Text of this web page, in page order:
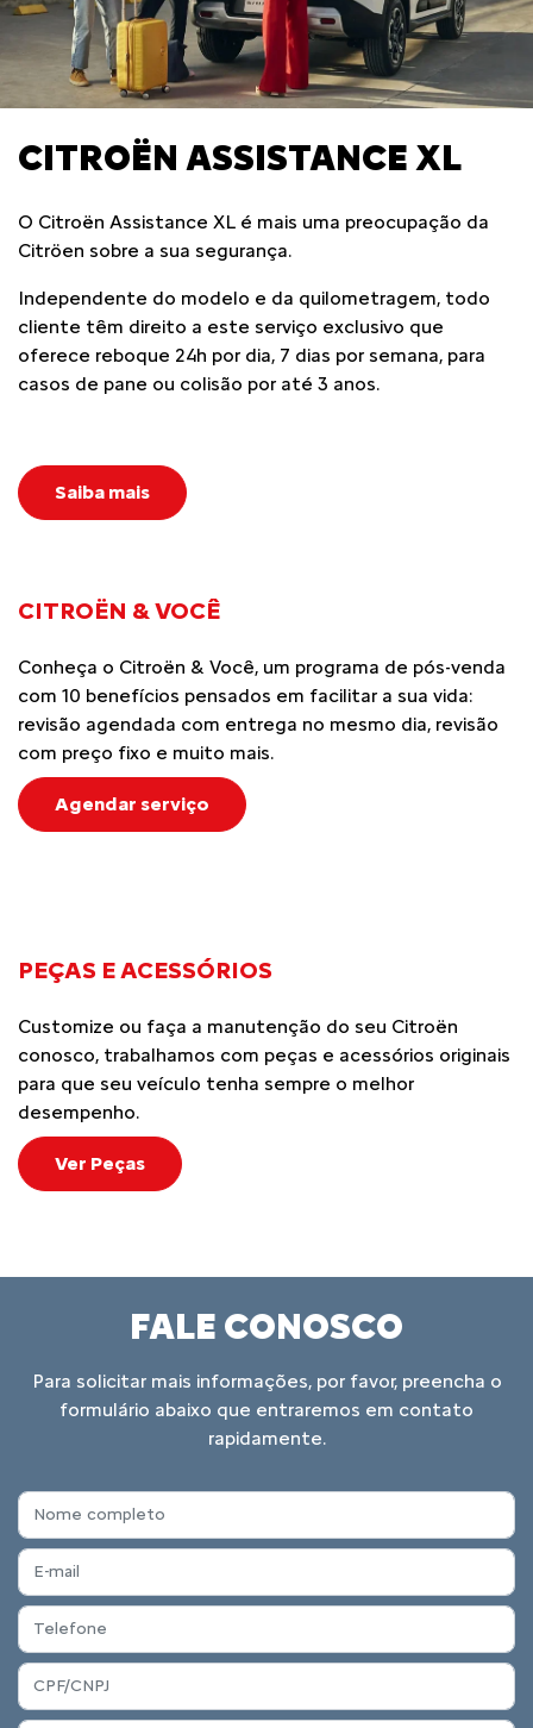
CITROËN ASSISTANCE XL
O Citroën Assistance XL é mais uma preocupação da
Citröen sobre a sua segurança.
Independente do modelo e da quilometragem, todo
cliente têm direito a este serviço exclusivo que
oferece reboque 24h por dia, 7 dias por semana, para
casos de pane ou colisão por até 3 anos.
Saiba mais
CITROËN & VOCÊ
Conheça o Citroën & Você, um programa de pós-venda
com 10 benefícios pensados em facilitar a sua vida:
revisão agendada com entrega no mesmo dia, revisão
com preço fixo e muito mais.
Agendar serviço
PEÇAS E ACESSÓRIOS
Customize ou faça a manutenção do seu Citroën
conosco, trabalhamos com peças e acessórios originais
para que seu veículo tenha sempre o melhor
desempenho.
Ver Peças
FALE CONOSCO
Para solicitar mais informações, por favor, preencha o
formulário abaixo que entraremos em contato
rapidamente.